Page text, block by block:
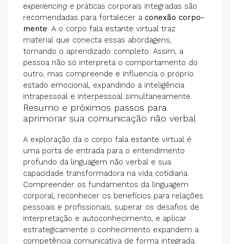
experiencing e práticas corporais integradas são
recomendadas para fortalecer a conexão corpo-
mente . A o corpo fala estante virtual traz
material que conecta essas abordagens,
tornando o aprendizado completo. Assim, a
pessoa não só interpreta o comportamento do
outro, mas compreende e influencia o próprio
estado emocional, expandindo a inteligência
intrapessoal e interpessoal simultaneamente.
Resumo e próximos passos para
aprimorar sua comunicação não verbal
A exploração da o corpo fala estante virtual é
uma porta de entrada para o entendimento
profundo da linguagem não verbal e sua
capacidade transformadora na vida cotidiana.
Compreender os fundamentos da linguagem
corporal, reconhecer os benefícios para relações
pessoais e profissionais, superar os desafios de
interpretação e autoconhecimento, e aplicar
estrategicamente o conhecimento expandem a
competência comunicativa de forma integrada.